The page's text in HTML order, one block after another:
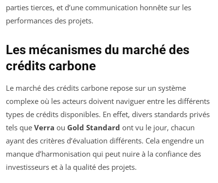
parties tierces, et d’une communication honnête sur les
performances des projets.
Les mécanismes du marché des
crédits carbone
Le marché des crédits carbone repose sur un système
complexe où les acteurs doivent naviguer entre les différents
types de crédits disponibles. En effet, divers standards privés
tels que Verra ou Gold Standard ont vu le jour, chacun
ayant des critères d’évaluation différents. Cela engendre un
manque d’harmonisation qui peut nuire à la confiance des
investisseurs et à la qualité des projets.